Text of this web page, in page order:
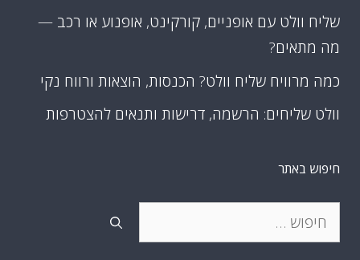
שליח וולט עם אופניים, קורקינט, אופנוע או רכב —
מה מתאים?
כמה מרוויח שליח וולט? הכנסות, הוצאות ורווח נקי
וולט שליחים: הרשמה, דרישות ותנאים להצטרפות
חיפוש באתר
חיפוש: